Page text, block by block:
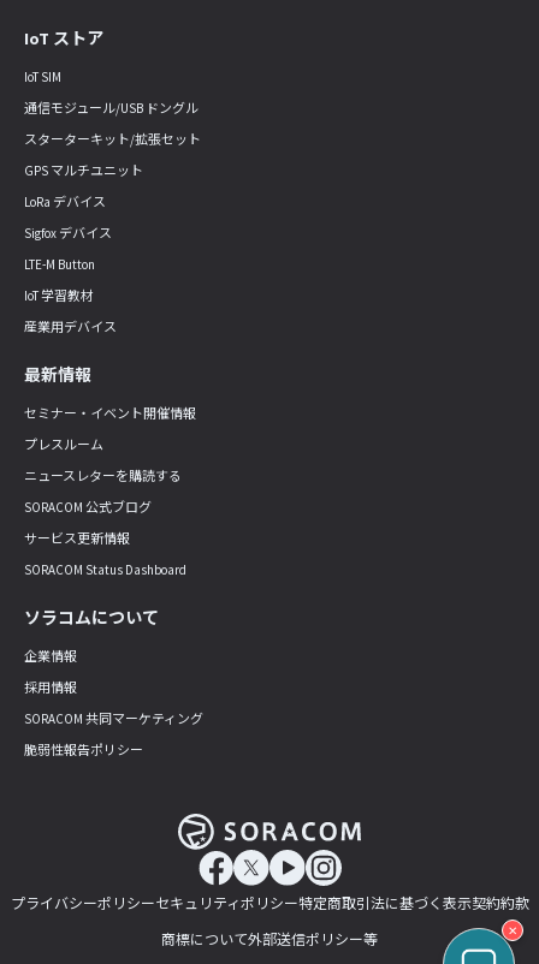
IoT ストア
IoT SIM
通信モジュール/USB ドングル
スターターキット/拡張セット
GPS マルチユニット
LoRa デバイス
Sigfox デバイス
LTE-M Button
IoT 学習教材
産業用デバイス
最新情報
セミナー・イベント開催情報
プレスルーム
ニュースレターを購読する
SORACOM 公式ブログ
サービス更新情報
SORACOM Status Dashboard
ソラコムについて
企業情報
採用情報
SORACOM 共同マーケティング
脆弱性報告ポリシー
プライバシーポリシーセキュリティポリシー特定商取引法に基づく表示契約約款
商標について外部送信ポリシー等 ✕